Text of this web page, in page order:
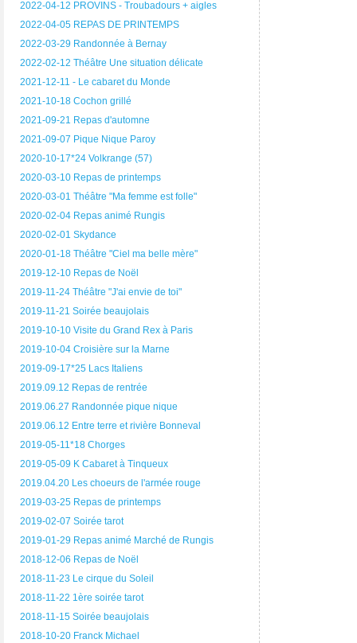
2022-04-12 PROVINS - Troubadours + aigles
2022-04-05 REPAS DE PRINTEMPS
2022-03-29 Randonnée à Bernay
2022-02-12 Théâtre Une situation délicate
2021-12-11 - Le cabaret du Monde
2021-10-18 Cochon grillé
2021-09-21 Repas d'automne
2021-09-07 Pique Nique Paroy
2020-10-17*24 Volkrange (57)
2020-03-10 Repas de printemps
2020-03-01 Théâtre "Ma femme est folle"
2020-02-04 Repas animé Rungis
2020-02-01 Skydance
2020-01-18 Théâtre "Ciel ma belle mère"
2019-12-10 Repas de Noël
2019-11-24 Théâtre "J'ai envie de toi"
2019-11-21 Soirée beaujolais
2019-10-10 Visite du Grand Rex à Paris
2019-10-04 Croisière sur la Marne
2019-09-17*25 Lacs Italiens
2019.09.12 Repas de rentrée
2019.06.27 Randonnée pique nique
2019.06.12 Entre terre et rivière Bonneval
2019-05-11*18 Chorges
2019-05-09 K Cabaret à Tinqueux
2019.04.20 Les choeurs de l'armée rouge
2019-03-25 Repas de printemps
2019-02-07 Soirée tarot
2019-01-29 Repas animé Marché de Rungis
2018-12-06 Repas de Noël
2018-11-23 Le cirque du Soleil
2018-11-22 1ère soirée tarot
2018-11-15 Soirée beaujolais
2018-10-20 Franck Michael